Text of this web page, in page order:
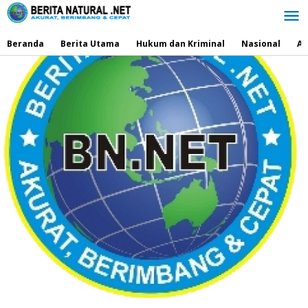
Lewati
ke
Beranda
Berita Utama Hukum dan Kriminal Nasional